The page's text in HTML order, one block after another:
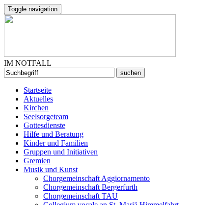
Toggle navigation
IM NOTFALL
Startseite
Aktuelles
Kirchen
Seelsorgeteam
Gottesdienste
Hilfe und Beratung
Kinder und Familien
Gruppen und Initiativen
Gremien
Musik und Kunst
Chorgemeinschaft Aggiornamento
Chorgemeinschaft Bergerfurth
Chorgemeinschaft TAU